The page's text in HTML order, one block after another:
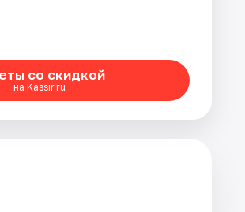
со скидкой
на Kassir.ru